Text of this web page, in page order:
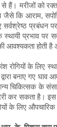
हैं। मरीजों को
जैसे कि आराम,
सर्वश्रेष्ठ प्रबंधन
स्थायी प्रभाव
आवश्यकता होती
रोगियों के
बनाए गए
चिकित्सक के
कर सकता है।
के लिए